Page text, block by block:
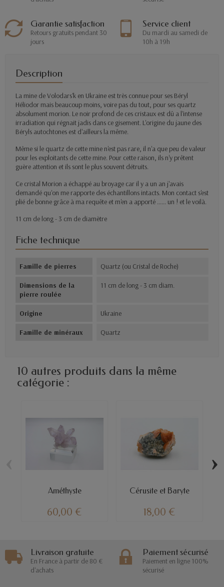
Garantie satisfaction
Retours gratuits pendant 30
jours
Service client
Du mardi au samedi de
10h à 19h
Description
La mine de Volodars'k en Ukraine est très connue pour ses Béryl
Héliodor mais beaucoup moins, voire pas du tout, pour ses quartz
absolument morion. Le noir profond de ces cristaux est dû a l'intense
irradiation qui régnait jadis dans ce gisement. L'origine du jaune des
Béryls autochtones est d'ailleurs la même.
Même si le quartz de cette mine n'est pas rare, il n'a que peu de valeur
pour les exploitants de cette mine. Pour cette raison, ils n'y prêtent
guère attention et ils sont le plus souvent détruits.
Ce cristal Morion a échappé au broyage car il y a un an j'avais
demandé qu'on me rapporte des échantillons intacts. Mon contact s'est
plié de bonne grâce à ma requête et m'en a apporté ...... un ! et le voilà.
11 cm de long - 3 cm de diamètre
Fiche technique
Famille de pierres Quartz (ou Cristal de Roche)
Dimensions de la
pierre roulée
11 cm de long - 3 cm diam.
Origine Ukraine
Famille de minéraux Quartz
10 autres produits dans la même
catégorie :
Améthyste
60,00 €
Cérusite et Baryte
18,00 €
›
Livraison gratuite
En France à partir de 80 €
d'achats
Paiement sécurisé
Paiement en ligne 100%
sécurisé